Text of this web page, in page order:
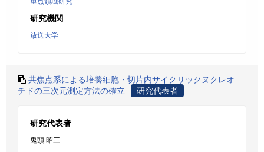
研究機関
放送大学
共焦点系による培養細胞・切片内サイクリックヌクレオ
チドの三次元測定方法の確立
研究代表者
研究代表者
鬼頭 昭三